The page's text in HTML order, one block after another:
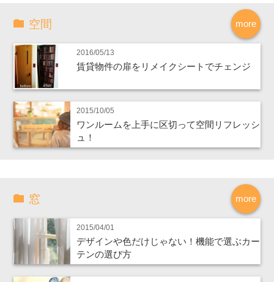
more
空間
2016/05/13
賃貸物件の扉をリメイクシートでチェンジ
2015/10/05
ワンルームを上手に区切って空間リフレッシ
ュ！
more
窓
2015/04/01
デザインや色だけじゃない！機能で選ぶカー
テンの選び方